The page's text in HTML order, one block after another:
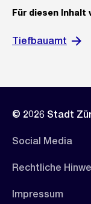
Für diesen
Tiefbauamt
© 2026 Stadt
Social Media
Rechtliche
Impressum